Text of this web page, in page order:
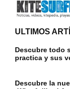
ULTIMOS
Descubre todo
practica y sus
Descubre la